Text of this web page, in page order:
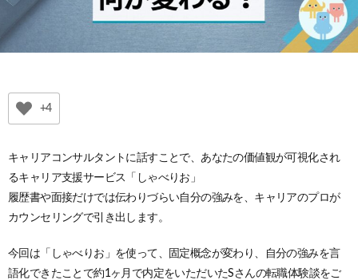
+4
キャリアコンサルタントに話すことで、あなたの価値観が可視化され
るキャリア支援サービス「しゃべりお」
履歴書や面接だけでは伝わりづらい自分の強みを、キャリアのプロが
カウンセリングで引き出します。
今回は「しゃべりお」を使って、固定概念が変わり、自分の強みを言
語化できたことで約1ヶ月で内定をいただいたSさんの転職体験談をご